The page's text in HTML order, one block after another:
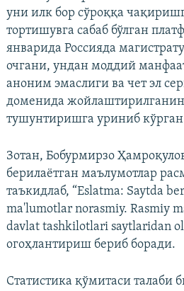
уни илк бор сўроққа
тортишувга сабаб бўлган
январида Россияда
очгани, ундан моддий
аноним эмаслиги ва чет эл
доменида
тушунтиришга уриниб
Зотан, Бобурмирзо
берилаётган маълумотлар
таъкидлаб, “Eslatma: Saytda
ma'lumotlar norasmiy. Rasmiy
davlat tashkilotlari saytlaridan
огоҳлантириш бериб боради.
Статистика қўмитаси талаби